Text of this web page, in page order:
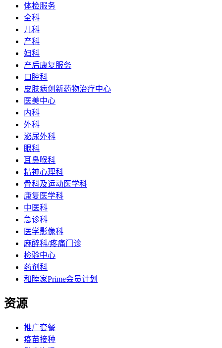
体检服务
全科
儿科
产科
妇科
产后康复服务
口腔科
皮肤病创新药物治疗中心
医美中心
内科
外科
泌尿外科
眼科
耳鼻喉科
精神心理科
骨科及运动医学科
康复医学科
中医科
急诊科
医学影像科
麻醉科/疼痛门诊
检验中心
药剂科
和睦家Prime会员计划
资源
推广套餐
疫苗接种